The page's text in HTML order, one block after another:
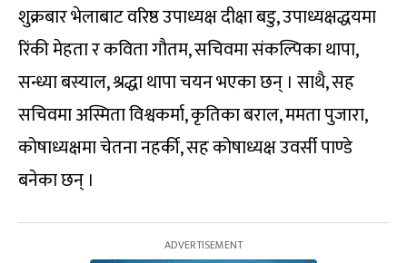
शुक्रबार भेलाबाट वरिष्ठ उपाध्यक्ष दीक्षा बडु, उपाध्यक्षद्धयमा
रिंकी मेहता र कविता गौतम, सचिवमा संकल्पिका थापा,
सन्ध्या बस्याल, श्रद्धा थापा चयन भएका छन् । साथै, सह
सचिवमा अस्मिता विश्वकर्मा, कृतिका बराल, ममता पुजारा,
कोषाध्यक्षमा चेतना नहर्की, सह कोषाध्यक्ष उवर्सी पाण्डे
बनेका छन् ।